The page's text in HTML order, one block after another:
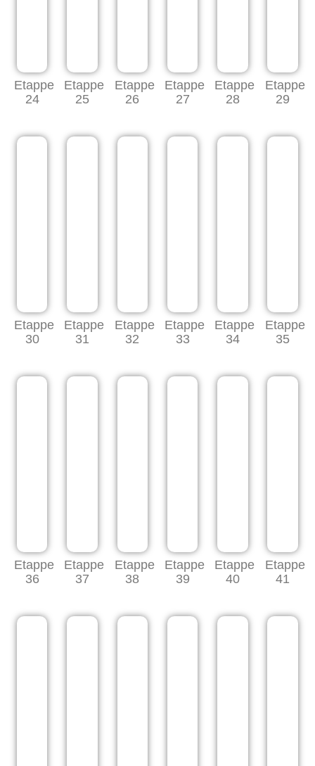
Etappe
24
Etappe
25
Etappe
26
Etappe
27
Etappe
28
Etappe
29
Etappe
30
Etappe
31
Etappe
32
Etappe
33
Etappe
34
Etappe
35
Etappe
36
Etappe
37
Etappe
38
Etappe
39
Etappe
40
Etappe
41